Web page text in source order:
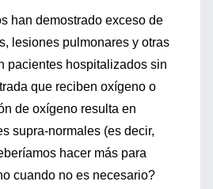
han demostrado exceso de
lesiones pulmonares y otras
pacientes hospitalizados sin
que reciben oxígeno o
de oxígeno resulta en
supra-normales (es decir,
hacer más para
cuando no es necesario?